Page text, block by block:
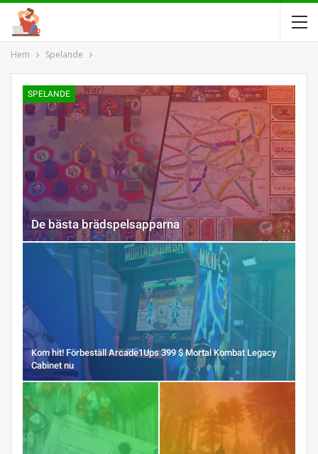
Hem Spelande
SPELANDE
De bästa brädspelsapparna
Kom hit! Förbeställ Arcade1Ups 399 $ Mortal Kombat Legacy
Cabinet nu